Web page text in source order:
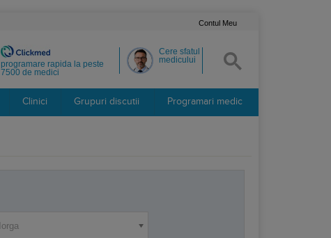
Contul Meu
Cere sfatul
medicului
programare rapida la peste
7500 de medici
Clinici Grupuri discutii Programari medic
Iorga